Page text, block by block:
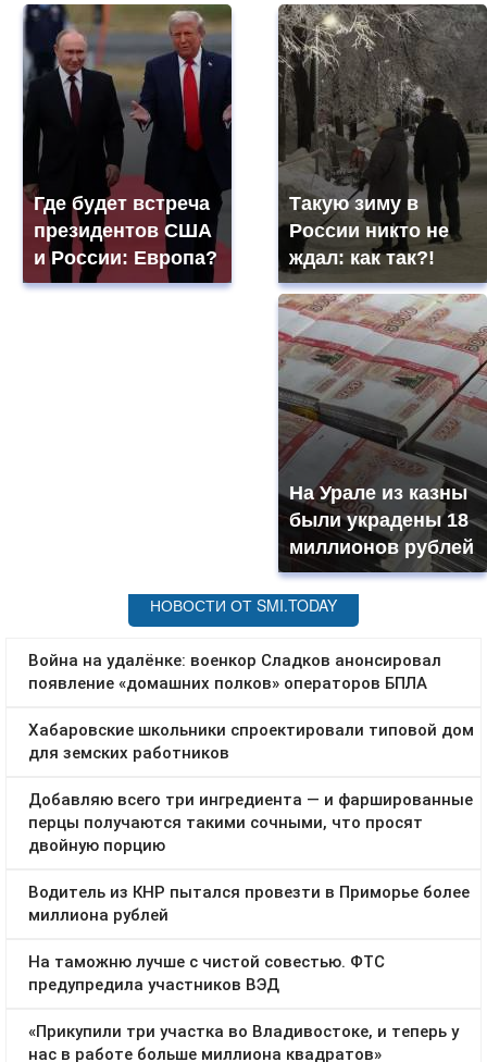
Где будет встреча
президентов США
и России: Европа?
Такую зиму в
России никто не
ждал: как так?!
На Урале из казны
были украдены 18
миллионов рублей